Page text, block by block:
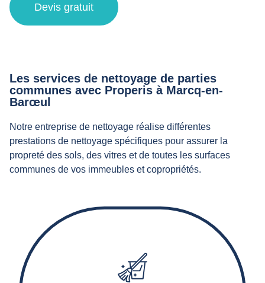
Devis gratuit
Les services de nettoyage de parties
communes avec Properis à Marcq-en-
Barœul
Notre entreprise de nettoyage réalise différentes
prestations de nettoyage spécifiques pour assurer la
propreté des sols, des vitres et de toutes les surfaces
communes de vos immeubles et copropriétés.
Nos agents d’entretien effectuent le balayage,